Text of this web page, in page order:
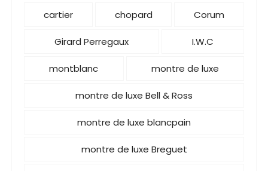
cartier chopard Corum
Girard Perregaux I.W.C
montblanc montre de luxe
montre de luxe Bell & Ross
montre de luxe blancpain
montre de luxe Breguet